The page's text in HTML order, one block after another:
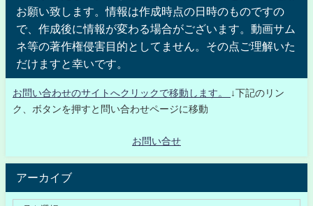
お願い致します。情報は作成時点の日時のものですの
で、作成後に情報が変わる場合がございます。動画サム
ネ等の著作権侵害目的としてません。その点ご理解いた
だけますと幸いです。
お問い合わせのサイトへクリックで移動します。
↓下記のリン
ク、ボタンを押すと問い合わせページに移動
お問い合せ
アーカイブ